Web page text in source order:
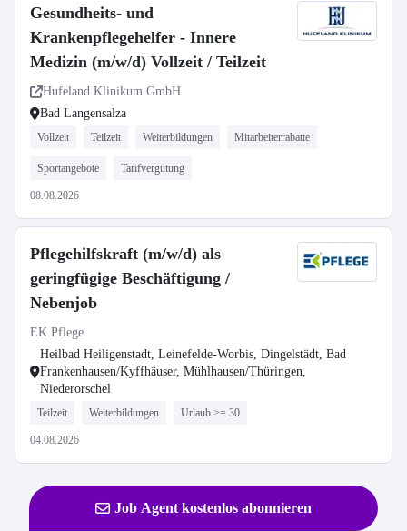
Gesundheits- und
Krankenpflegehelfer - Innere
Medizin (m/w/d) Vollzeit / Teilzeit
Hufeland Klinikum GmbH
Bad Langensalza
Vollzeit Teilzeit Weiterbildungen Mitarbeiterrabatte
Sportangebote Tarifvergütung
08.08.2026
Pflegehilfskraft (m/w/d) als
geringfügige Beschäftigung /
Nebenjob
EK Pflege
Heilbad Heiligenstadt, Leinefelde-Worbis, Dingelstädt, Bad
Frankenhausen/Kyffhäuser, Mühlhausen/Thüringen,
Niederorschel
Teilzeit Weiterbildungen Urlaub >= 30
04.08.2026
Job Agent kostenlos abonnieren